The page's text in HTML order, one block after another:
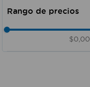
PICA
PUPPY & CO
4 kg
$0,00